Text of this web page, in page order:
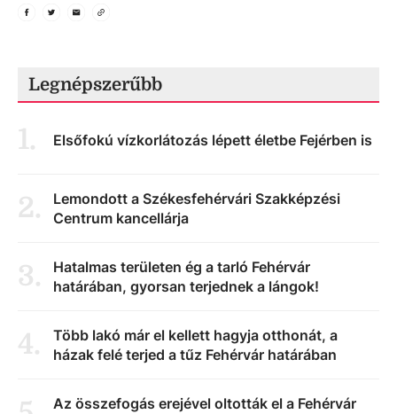
Legnépszerűbb
1. Elsőfokú vízkorlátozás lépett életbe Fejérben is
2.
Lemondott a Székesfehérvári Szakképzési
Centrum kancellárja
3.
Hatalmas területen ég a tarló Fehérvár
határában, gyorsan terjednek a lángok!
4.
Több lakó már el kellett hagyja otthonát, a
házak felé terjed a tűz Fehérvár határában
Az összefogás erejével oltották el a Fehérvár